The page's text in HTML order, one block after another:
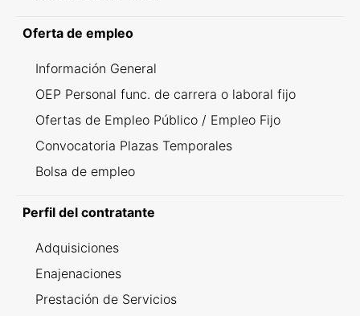
Oferta de empleo
Información General
OEP Personal func. de carrera o laboral fijo
Ofertas de Empleo Público / Empleo Fijo
Convocatoria Plazas Temporales
Bolsa de empleo
Perfil del contratante
Adquisiciones
Enajenaciones
Prestación de Servicios